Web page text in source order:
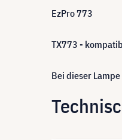
EzPro 773
TX773 -
Bei dieser